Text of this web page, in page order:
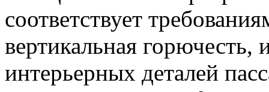
соответствует
вертикальная горючесть,
интерьерных деталей